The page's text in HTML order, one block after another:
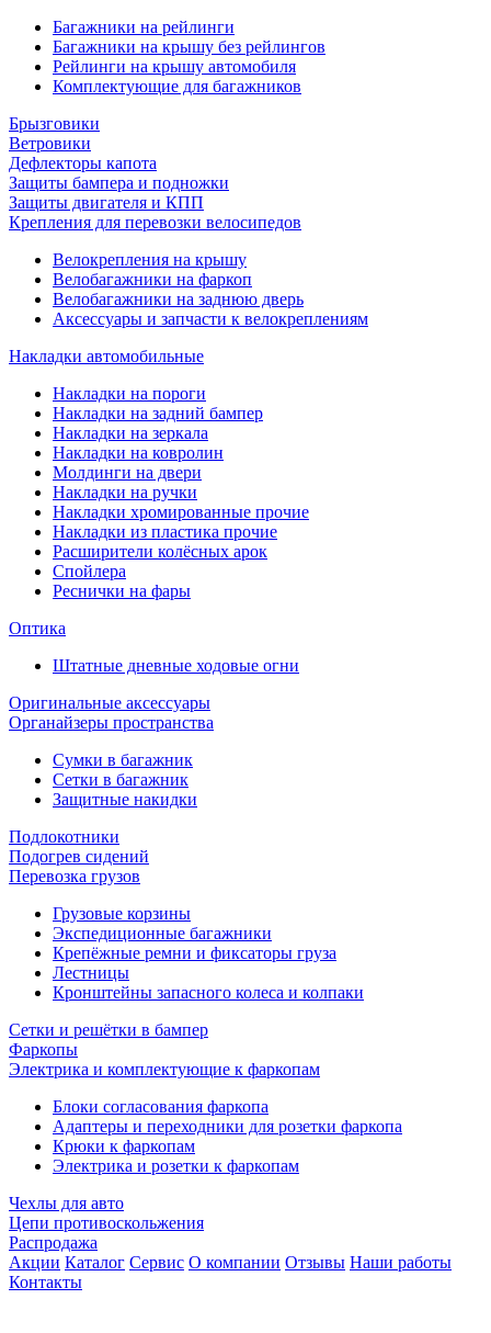
Багажники на рейлинги
Багажники на крышу без рейлингов
Рейлинги на крышу автомобиля
Комплектующие для багажников
Брызговики
Ветровики
Дефлекторы капота
Защиты бампера и подножки
Защиты двигателя и КПП
Крепления для перевозки велосипедов
Велокрепления на крышу
Велобагажники на фаркоп
Велобагажники на заднюю дверь
Аксессуары и запчасти к велокреплениям
Накладки автомобильные
Накладки на пороги
Накладки на задний бампер
Накладки на зеркала
Накладки на ковролин
Молдинги на двери
Накладки на ручки
Накладки хромированные прочие
Накладки из пластика прочие
Расширители колёсных арок
Спойлера
Реснички на фары
Оптика
Штатные дневные ходовые огни
Оригинальные аксессуары
Органайзеры пространства
Сумки в багажник
Сетки в багажник
Защитные накидки
Подлокотники
Подогрев сидений
Перевозка грузов
Грузовые корзины
Экспедиционные багажники
Крепёжные ремни и фиксаторы груза
Лестницы
Кронштейны запасного колеса и колпаки
Сетки и решётки в бампер
Фаркопы
Электрика и комплектующие к фаркопам
Блоки согласования фаркопа
Адаптеры и переходники для розетки фаркопа
Крюки к фаркопам
Электрика и розетки к фаркопам
Чехлы для авто
Цепи противоскольжения
Распродажа
Акции Каталог Сервис О компании Отзывы Наши работы
Контакты